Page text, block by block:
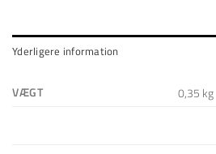
Yderligere information
VÆGT 0,35 kg